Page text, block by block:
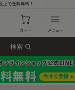
上で送料無料！
検索